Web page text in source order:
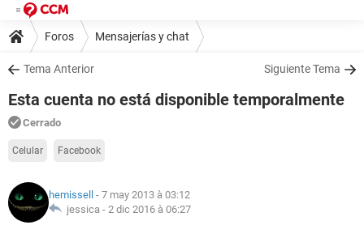
Foros Mensajerías y chat
Tema Anterior Siguiente Tema
Esta cuenta no está disponible temporalmente
Cerrado
Celular Facebook
hemissell - 7 may 2013 à 03:12
jessica - 2 dic 2016 à 06:27